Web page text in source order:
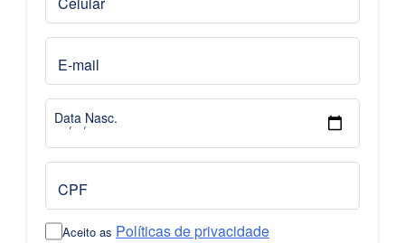
E-mail
Data Nasc.
CPF
Aceito as Políticas de privacidade